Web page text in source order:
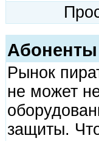
Абоненты
Рынок
не может
защиты.